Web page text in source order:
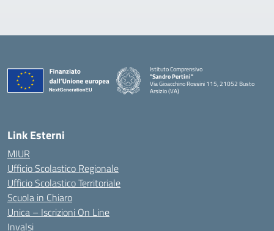
Istituto Comprensivo
"Sandro Pertini"
Via Gioacchino Rossini 115, 21052 Busto
Arsizio (VA)
Link Esterni
MIUR
Ufficio Scolastico Regionale
Ufficio Scolastico Territoriale
Scuola in Chiaro
Unica – Iscrizioni On Line
Invalsi